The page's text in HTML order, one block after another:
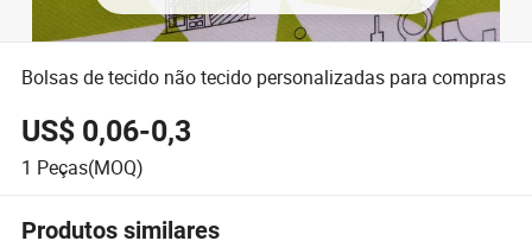
Bolsas de tecido não tecido personalizadas para compras
US$ 0,06-0,3
1 Peças(MOQ)
Produtos similares